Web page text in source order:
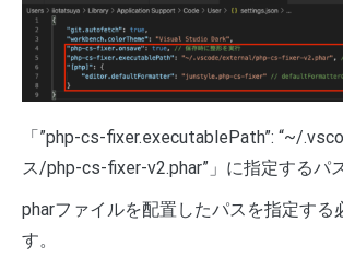
「”php-cs-fixer.executablePath”: “~/
ス/php-cs-fixer-v2.phar”」に指定するパ
pharファイルを配置したパスを指定する
す。